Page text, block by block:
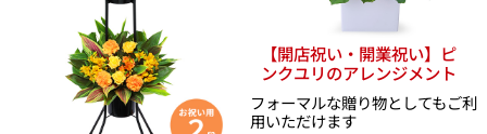
【開店祝い・開業祝い】ピ
ンクユリのアレンジメント
フォーマルな贈り物としてもご利
用いただけます